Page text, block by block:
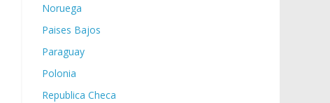
Noruega
Paises Bajos
Paraguay
Polonia
Republica Checa